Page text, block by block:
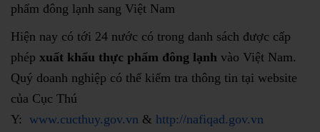
phẩm đông lạnh sang Việt Nam
Hiện nay có tới 24 nước có trong danh sách được cấp
phép xuất khẩu thực phẩm đông lạnh vào Việt Nam.
Quý doanh nghiệp có thể kiểm tra thông tin tại website
của Cục Thú
Y: www.cucthuy.gov.vn & http://nafiqad.gov.vn